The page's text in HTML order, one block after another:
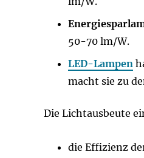
50-70 lm/W.
LED-Lampen
macht sie zu
Die Lichtausbeute
die Effizienz